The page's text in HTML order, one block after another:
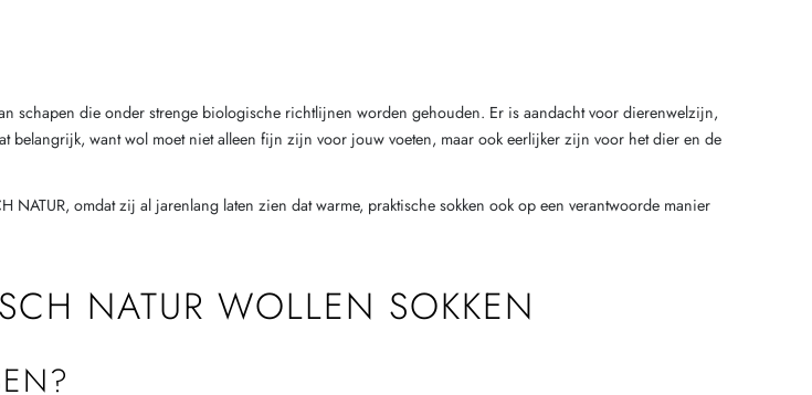
schapen die onder strenge biologische richtlijnen worden gehouden. Er is aandacht voor dierenwelzijn,
want wol moet niet alleen fijn zijn voor jouw voeten, maar ook eerlijker zijn voor het dier en de
omdat zij al jarenlang laten zien dat warme, praktische sokken ook op een verantwoorde manier
NATUR WOLLEN SOKKEN